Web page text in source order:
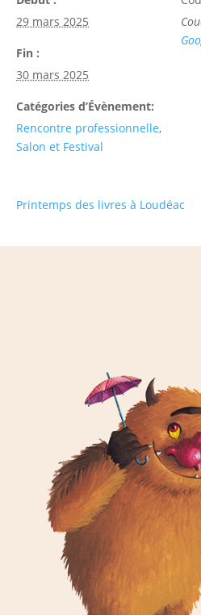
29 mars 2025
Fin :
30 mars 2025
Catégories d’Évènement:
Rencontre professionnelle,
Salon et Festival
Printemps des livres à Loudéac